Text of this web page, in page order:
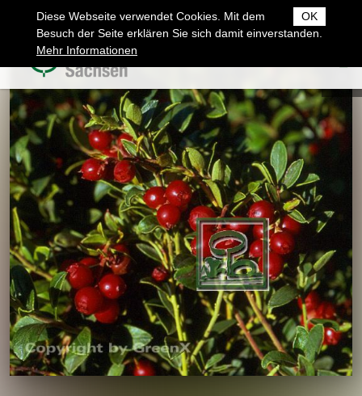
OK
Diese Webseite verwendet Cookies. Mit dem
Besuch der Seite erklären Sie sich damit einverstanden.
Mehr Informationen